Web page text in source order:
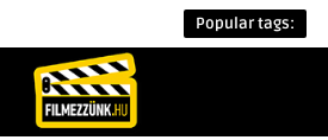
Popular tags: